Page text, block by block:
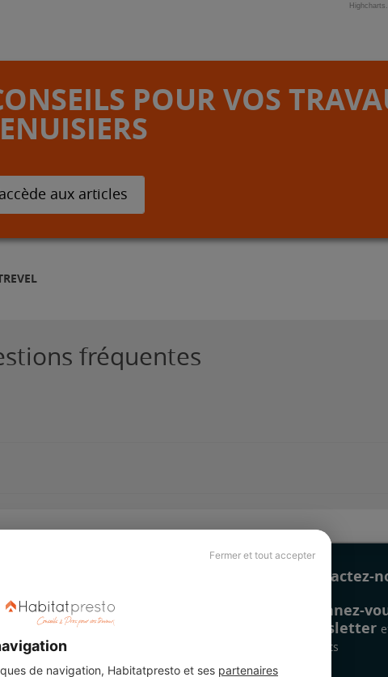
Fermer et tout accepter
de navigation, Habitatpresto et ses partenaires
POUR VOS
aux articles
fréquentes
presse
Légal
Contactez-
Abonnez-
newsletter
gratuits